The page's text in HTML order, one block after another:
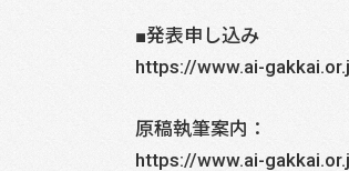
■発表申し込み
https://www.ai-
原稿執筆案内：
https://www.ai-